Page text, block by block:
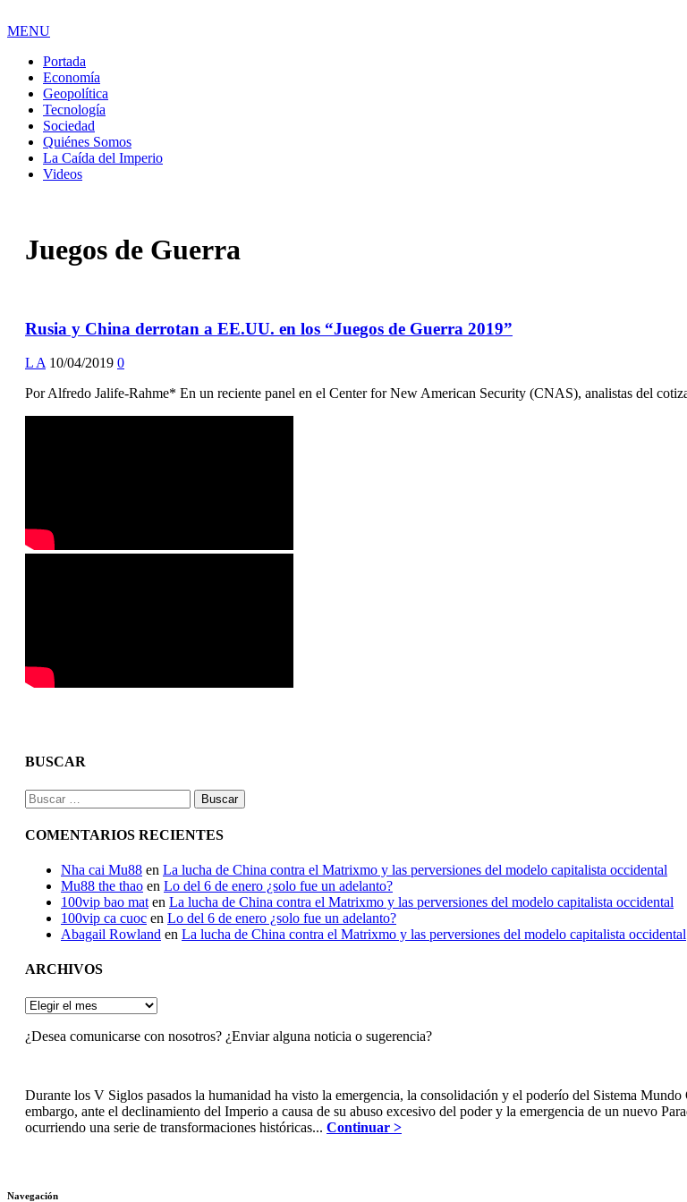
MENU
Portada
Economía
Geopolítica
Tecnología
Sociedad
Quiénes Somos
La Caída del Imperio
Videos
Juegos de Guerra
Rusia y China derrotan a EE.UU. en los “Juegos de Guerra 2019”
L A 10/04/2019 0
Por Alfredo Jalife-Rahme* En un reciente panel en el Center for New American Security (CNAS), analistas del
BUSCAR
Buscar:
COMENTARIOS RECIENTES
Nha cai Mu88 en La lucha de China contra el Matrixmo y las perversiones del modelo capitalista occidental
Mu88 the thao en Lo del 6 de enero ¿solo fue un adelanto?
100vip bao mat en La lucha de China contra el Matrixmo y las perversiones del modelo capitalista occidental
100vip ca cuoc en Lo del 6 de enero ¿solo fue un adelanto?
Abagail Rowland en La lucha de China contra el Matrixmo y las perversiones del modelo capitalista occidental
ARCHIVOS
ARCHIVOS
¿Desea comunicarse con nosotros? ¿Enviar alguna noticia o sugerencia?
Durante los V Siglos pasados la humanidad ha visto la emergencia, la consolidación y el poderío del Sistema
embargo, ante el declinamiento del Imperio a causa de su abuso excesivo del poder y la emergencia de un nuevo
ocurriendo una serie de transformaciones históricas... Continuar >
Navegación